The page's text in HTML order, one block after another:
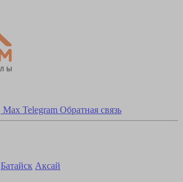
Max Telegram Обратная связь
Батайск Аксай